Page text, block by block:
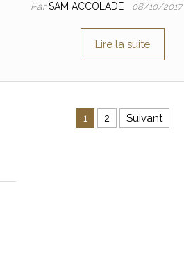
ParSAM ACCOLADE 08/10/2017
Lire la suite
1 2 Suivant